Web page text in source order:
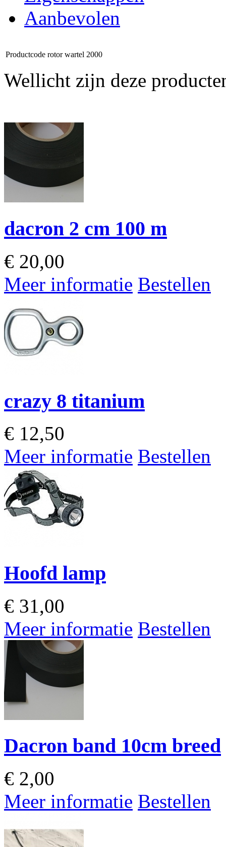
Aanbevolen
Productcode rotor wartel 2000
Wellicht zijn deze
dacron 2 cm 100 m
€ 20,00
Meer informatie Bestellen
crazy 8 titanium
€ 12,50
Meer informatie Bestellen
Hoofd lamp
€ 31,00
Meer informatie Bestellen
Dacron band 10cm breed
€ 2,00
Meer informatie Bestellen